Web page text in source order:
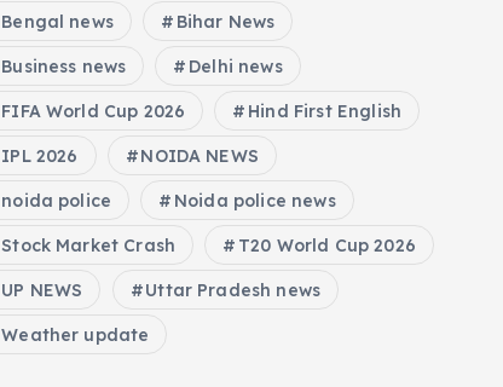
Bengal news Bihar News
Business news Delhi news
FIFA World Cup 2026 Hind First English
IPL 2026 NOIDA NEWS
noida police Noida police news
Stock Market Crash T20 World Cup 2026
UP NEWS Uttar Pradesh news
Weather update